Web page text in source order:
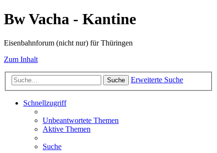
Bw Vacha - Kantine
Eisenbahnforum (nicht nur) für Thüringen
Zum Inhalt
Suche Erweiterte Suche
Schnellzugriff
Unbeantwortete Themen
Aktive Themen
Suche